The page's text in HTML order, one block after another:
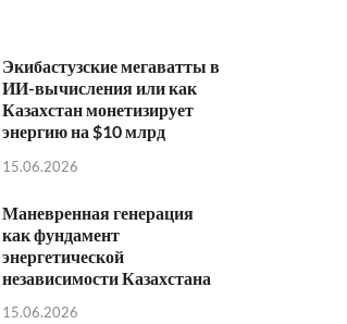
Экибастузские мегаватты в
ИИ-вычисления или как
Казахстан монетизирует
энергию на $10 млрд
15.06.2026
Маневренная генерация
как фундамент
энергетической
независимости Казахстана
15.06.2026